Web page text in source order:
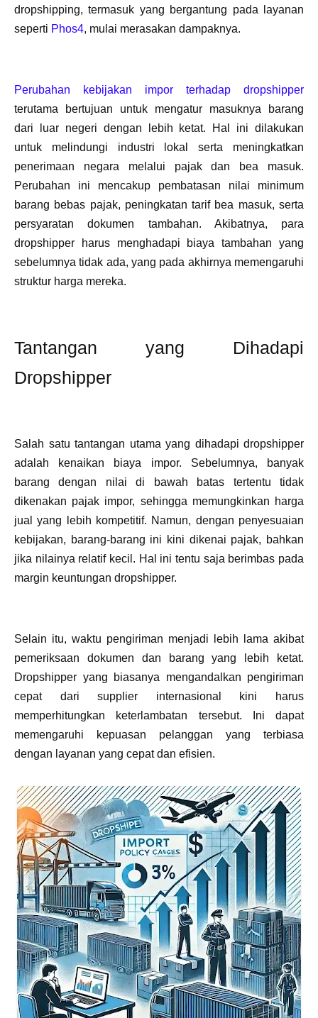
dropshipping, termasuk yang bergantung pada layanan
seperti Phos4, mulai merasakan dampaknya.
Perubahan kebijakan impor terhadap dropshipper
terutama bertujuan untuk mengatur masuknya barang
dari luar negeri dengan lebih ketat. Hal ini dilakukan
untuk melindungi industri lokal serta meningkatkan
penerimaan negara melalui pajak dan bea masuk.
Perubahan ini mencakup pembatasan nilai minimum
barang bebas pajak, peningkatan tarif bea masuk, serta
persyaratan dokumen tambahan. Akibatnya, para
dropshipper harus menghadapi biaya tambahan yang
sebelumnya tidak ada, yang pada akhirnya memengaruhi
struktur harga mereka.
Tantangan yang Dihadapi
Dropshipper
Salah satu tantangan utama yang dihadapi dropshipper
adalah kenaikan biaya impor. Sebelumnya, banyak
barang dengan nilai di bawah batas tertentu tidak
dikenakan pajak impor, sehingga memungkinkan harga
jual yang lebih kompetitif. Namun, dengan penyesuaian
kebijakan, barang-barang ini kini dikenai pajak, bahkan
jika nilainya relatif kecil. Hal ini tentu saja berimbas pada
margin keuntungan dropshipper.
Selain itu, waktu pengiriman menjadi lebih lama akibat
pemeriksaan dokumen dan barang yang lebih ketat.
Dropshipper yang biasanya mengandalkan pengiriman
cepat dari supplier internasional kini harus
memperhitungkan keterlambatan tersebut. Ini dapat
memengaruhi kepuasan pelanggan yang terbiasa
dengan layanan yang cepat dan efisien.